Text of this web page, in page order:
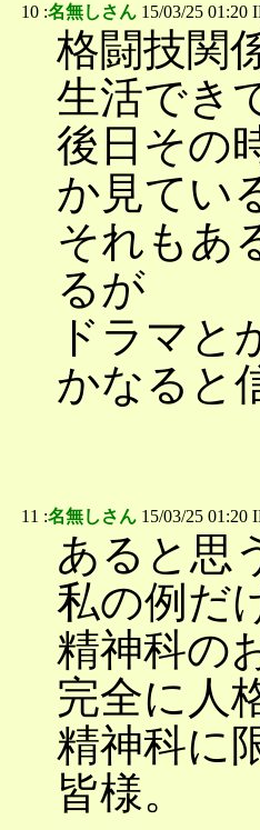
10 :名無しさん 15/03/25 01:20
格闘技関
生活でき
後日その
か見てい
それもあ
るが
ドラマと
かなると
11 :名無しさん 15/03/25 01:20
あると思
私の例だ
精神科の
完全に人
精神科に
皆様。